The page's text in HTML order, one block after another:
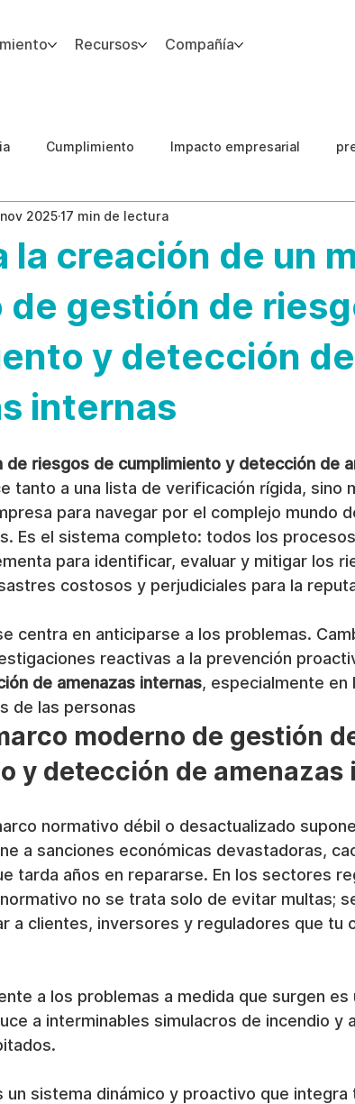
Recursos Compañía
Cumplimiento Impacto empresarial
Integridad del Capital Humano
la creación de un
de gestión de
y detección de
internas
202517 min de lectura
de riesgos de cumplimiento y detección de
tanto a una lista de verificación rígida, sino
para navegar por el complejo mundo
Es el sistema completo: todos los
para identificar, evaluar y mitigar los
costosos y perjudiciales para la
centra en anticiparse a los problemas.
reactivas a la prevención
de amenazas internas, especialmente en
de las personas
moderno de gestión
y detección de amenazas
normativo débil o desactualizado
a sanciones económicas devastadoras,
tarda años en repararse. En los sectores
no se trata solo de evitar multas;
a clientes, inversores y reguladores que tu
a los problemas a medida que surgen es
a interminables simulacros de incendio y
un sistema dinámico y proactivo que integra